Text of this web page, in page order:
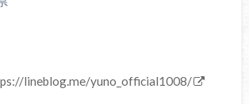
lineblog.me/yuno_official1008/